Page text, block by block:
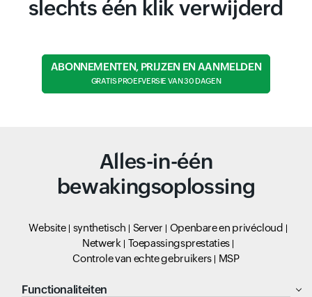
slechts één klik verwijderd
ABONNEMENTEN, PRIJZEN EN AANMELDEN
GRATIS PROEFVERSIE VAN 30 DAGEN
Alles-in-één
bewakingsoplossing
Website synthetisch Server
Openbare en privécloud
Netwerk
Toepassingsprestaties
Controle van echte gebruikers
MSP
Functionaliteiten